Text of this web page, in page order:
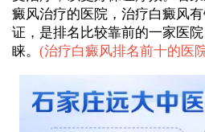
癜风治疗的医院，治疗白癜风
证，是排名比较靠前的一家医
睐。 (治疗白癜风排名前十的医